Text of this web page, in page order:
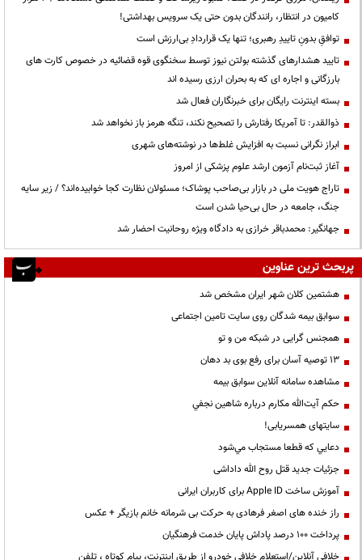
کامیون در انتظار، رانندگان بدون حتی یک سرویس بهداشتی!
توافقِ بدونِ تاییدِ رهبری؛ تنها یک قراردادِ بی‌ارزش است
تایید هشدارهای گذشته بولتن نیوز توسط سخنگوی قوه قضائیه در خصوص کارت های
بارزگانی و اجاره ای که به بحران ارزی رسیده اند
بسته اینترنت رایگان برای خبرنگاران فعال شد
ذوالقدر: تا آمریکا رفتارش را تصحیح نکند، تنگه هرمز باز نخواهد شد
ابراز نگرانی نسبت به افزایش غلط‌ها در نوشته‌های شهری
آغاز ثبت‌نام آزمون ارشد علوم پزشکی از امروز
تاراج هویت ملی در بازار بی‌صاحب پوشاک؛ مسئولان نظارت کجا خوابیده‌اند؟ / زیر سایه
جنگ، جامعه در حال بی‌حیا شدن است
جهانگیر: محمدباقر خرازی به دادگاه ویژه روحانیت احضار شد
پربحث ترین عناوین
هشتمین کلان شهر ایران مشخص شد
سوابق بیمه شدگان روی سایت تامین اجتماعی
همجنس گرایی در شبکه من و تو
13 توصیه آسان برای رفع بوی بد دهان
مشاهده سامانه آنلاين سوابق بیمه
حكم آيت‌الله مكارم درباره شاهين نجفي
سایتهای همسریابی!
دعايي كه قطعا مستجاب مي‌شود
جزئیات جدید قتل روح الله داداشی
آموزش ساخت Apple ID برای کاربران ایرانی
راز خنده های اصغر فرهادی به حرکت بی شرمانه خانم بازیگر + عکس
پرداخت ۱۰۰ درصد پاداش پایان خدمت فرهنگیان
خلافی آنلاین/استعلام خلافی خودرو از طریق اینترنت، پیام کوتاه ، تلفن